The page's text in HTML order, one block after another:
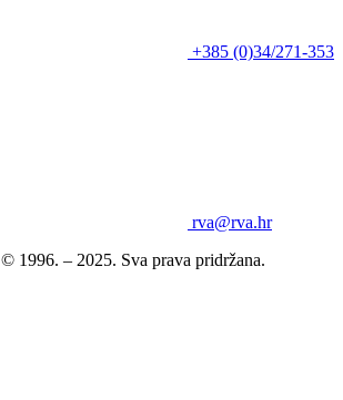
+385 (0)34/271-353
rva@rva.hr
© 1996. – 2025. Sva prava pridržana.